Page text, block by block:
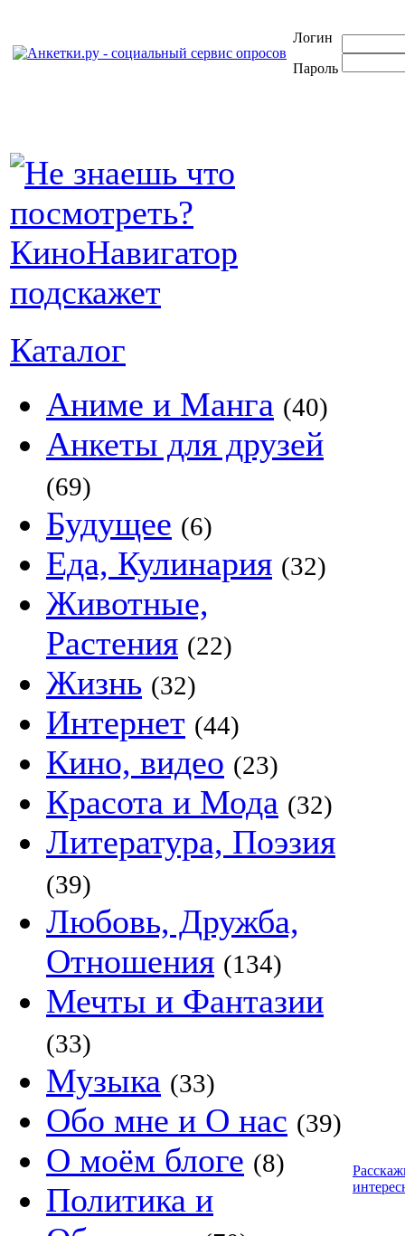
Логин
Пароль
Каталог
Аниме и Манга (40)
Анкеты для друзей
(69)
Будущее (6)
Еда, Кулинария (32)
Животные,
Растения (22)
Жизнь (32)
Интернет (44)
Кино, видео (23)
Красота и Мода (32)
Литература, Поэзия
(39)
Любовь, Дружба,
Отношения (134)
Мечты и Фантазии
(33)
Музыка (33)
Обо мне и О нас (39)
О моём блоге (8)
Политика и